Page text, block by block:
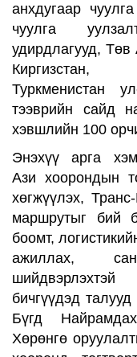
анхдугаар
чуулга
удирдлагууд, Төв
Киргизстан,
Туркменистан
тээврийн сайд
хэвшлийн 100
Энэхүү арга
Ази хоорондын
хөгжүүлэх,
маршрутыг бий
боомт,
ажиллах,
бичгүүдэд талууд
Бүгд
Хөрөнгө